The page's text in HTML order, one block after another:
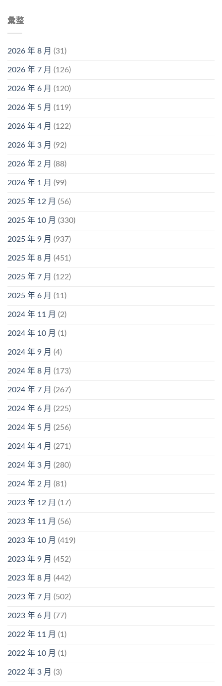
彙整
2026 年 8 月 (31)
2026 年 7 月 (126)
2026 年 6 月 (120)
2026 年 5 月 (119)
2026 年 4 月 (122)
2026 年 3 月 (92)
2026 年 2 月 (88)
2026 年 1 月 (99)
2025 年 12 月 (56)
2025 年 10 月 (330)
2025 年 9 月 (937)
2025 年 8 月 (451)
2025 年 7 月 (122)
2025 年 6 月 (11)
2024 年 11 月 (2)
2024 年 10 月 (1)
2024 年 9 月 (4)
2024 年 8 月 (173)
2024 年 7 月 (267)
2024 年 6 月 (225)
2024 年 5 月 (256)
2024 年 4 月 (271)
2024 年 3 月 (280)
2024 年 2 月 (81)
2023 年 12 月 (17)
2023 年 11 月 (56)
2023 年 10 月 (419)
2023 年 9 月 (452)
2023 年 8 月 (442)
2023 年 7 月 (502)
2023 年 6 月 (77)
2022 年 11 月 (1)
2022 年 10 月 (1)
2022 年 3 月 (3)